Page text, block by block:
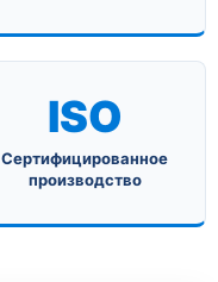
ISO
Сертифицированное
производство